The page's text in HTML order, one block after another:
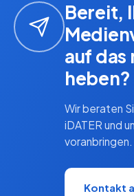
Bereit,
auf das
heben?
Wir beraten
iDATER und
voranbringen.
Kontakt